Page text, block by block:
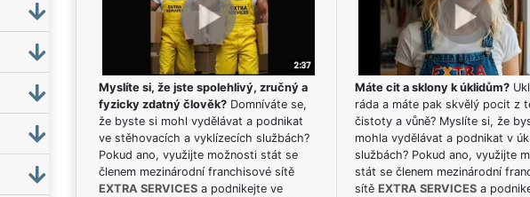
Myslíte si, že jste spolehlivý, zručný a
fyzicky zdatný člověk?Domníváte se,
že byste si mohl vydělávat a podnikat
ve stěhovacích a vyklízecích službách?
Pokud ano, využijte možnosti stát se
členem mezinárodní franchisové sítě
EXTRA SERVICESa podnikejte ve
Máte cit a sklony k úklidům?
ráda a máte pak skvělý pocit z
čistoty a vůně? Myslíte si, že
mohla vydělávat a podnikat v
službách? Pokud ano, využijte
stát se členem mezinárodní
sítě EXTRA SERVICESa